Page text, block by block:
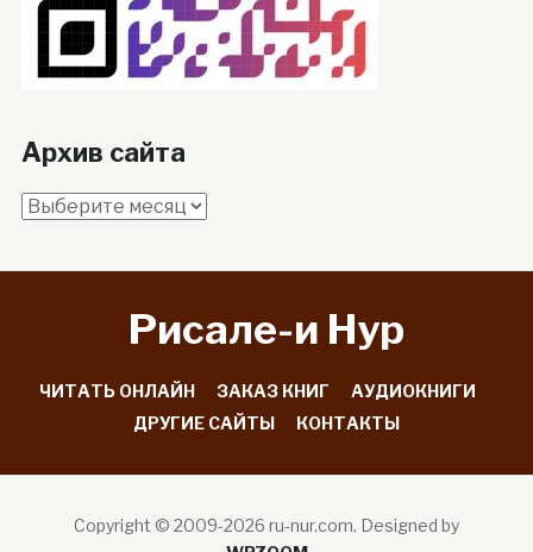
Архив сайта
Архив
Рисале-и Hyp
ЧИТАТЬ ОНЛАЙН ЗАКАЗ КНИГ
АУДИОКНИГИ
ДРУГИЕ САЙТЫ
КОНТАКТЫ
Copyright © 2009-2026 ru-nur.com. Designed by